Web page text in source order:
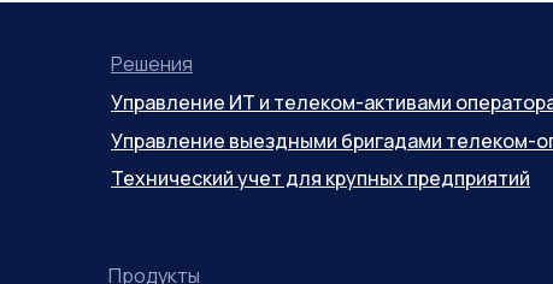
Решения
Продукты
Управление ИТ и телеком-активами
Управление выездными бригадами телеком-
Технический учет для крупных предприятий